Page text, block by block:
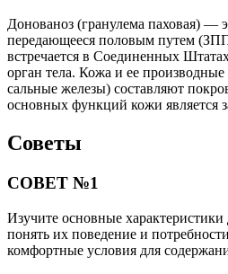
Донованоз (гранулема паховая) —
передающееся половым путем
встречается в Соединенных
орган тела. Кожа и ее
сальные железы) составляют
основных функций кожи является
Советы
СОВЕТ №1
Изучите основные
понять их поведение и
комфортные условия для